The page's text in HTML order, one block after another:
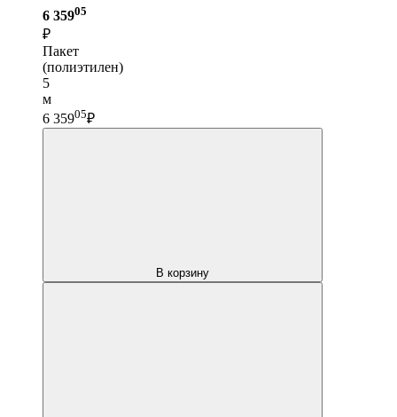
6 35905
₽
Пакет
(полиэтилен)
5
м
6 35905₽
В корзину